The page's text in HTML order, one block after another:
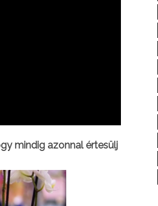
mindig azonnal értesülj